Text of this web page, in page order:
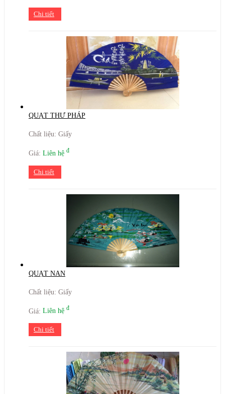
Chi tiết
QUẠT THƯ PHÁP
Chất liệu: Giấy
Giá: Liên hệ đ
Chi tiết
QUẠT NAN
Chất liệu: Giấy
Giá: Liên hệ đ
Chi tiết